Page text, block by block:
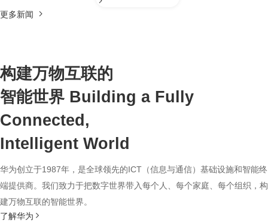
更多新闻
构建万物互联的
智能世界 Building a Fully
Connected,
Intelligent World
华为创立于1987年，是全球领先的ICT（信息与通信）基础设施和智能终
端提供商。我们致力于把数字世界带入每个人、每个家庭、每个组织，构
建万物互联的智能世界。
了解华为